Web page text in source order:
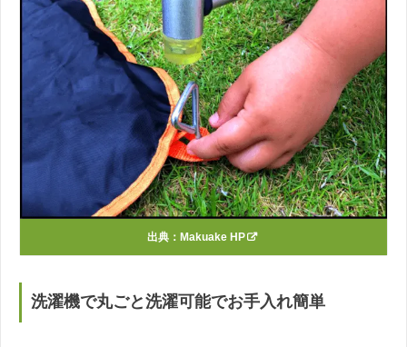
出典： Makuake HP
洗濯機で丸ごと洗濯可能でお手入れ簡単